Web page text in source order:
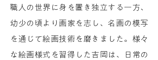
職人の世界に身を置き独立する一方、
幼少の頃より画家を志し、名画の模写
を通じて絵画技術を磨きました。様々
な絵画様式を習得した吉岡は、日常の